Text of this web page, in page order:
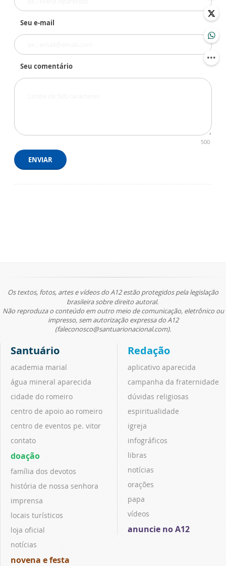
Seu e-mail
Seu comentário
500
ENVIAR
Os textos, fotos, artes e vídeos do A12 estão protegidos pela legislação
brasileira sobre direito autoral.
Não reproduza o conteúdo em outro meio de comunicação, eletrônico ou
impresso, sem autorização expressa do A12
(faleconosco@santuarionacional.com).
Santuário
academia marial
água mineral aparecida
cidade do romeiro
centro de apoio ao romeiro
centro de eventos pe. vitor
contato
doação
família dos devotos
história de nossa senhora
imprensa
locais turísticos
loja oficial
notícias
novena e festa
Redação
aplicativo aparecida
campanha da fraternidade
dúvidas religiosas
espiritualidade
igreja
infográficos
libras
notícias
orações
papa
vídeos
anuncie no A12